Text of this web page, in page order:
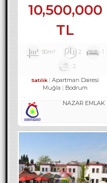
10,500,000
TL
90m² 2 1
2
Satılık
Apartman Dairesi
Muğla
Bodrum
NAZAR EMLAK